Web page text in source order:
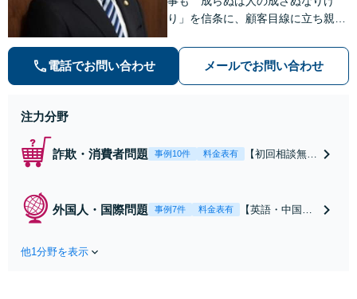
り」を信条に、顧客目線に立ち親身
14年（海外勤務6年）の豊富な弁護
士経験、国際経験を活かし、解決へ
の道筋を示した上でスピーディーに
電話でお問い合わせ メールでお問い合わせ
注力分野
詐欺・消費者問題 事例10件 料金表有
【初回相談無
経験を活かし、
外国人・国際問題 事例7件 料金表有
【英語・中国語
他1分野を表示